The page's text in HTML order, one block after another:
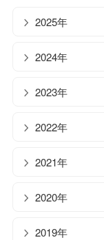
2025年
2024年
2023年
2022年
2021年
2020年
2019年